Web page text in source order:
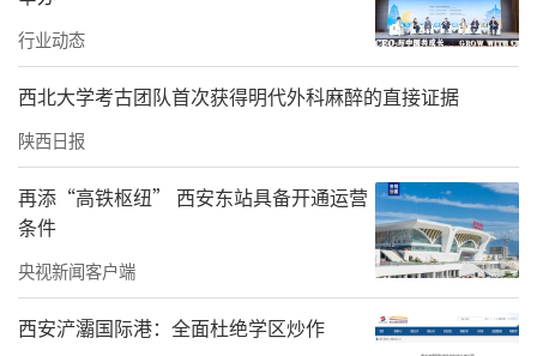
行业动态
西北大学考古团队首次获得明代外科麻醉的直接证据
陕西日报
再添“高铁枢纽” 西安东站具备开通运营
条件
央视新闻客户端
西安浐灞国际港：全面杜绝学区炒作